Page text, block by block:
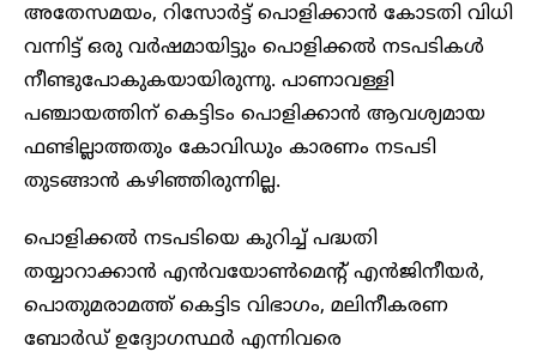
അതേസമയം, റിസോര്‍ട്ട് പൊളിക്കാന്‍ കോടതി വിധി
വന്നിട്ട് ഒരു വര്‍ഷമായിട്ടും പൊളിക്കല്‍ നടപടികള്‍
നീണ്ടുപോകുകയായിരുന്നു. പാണാവള്ളി
പഞ്ചായത്തിന് കെട്ടിടം പൊളിക്കാന്‍ ആവശ്യമായ
ഫണ്ടില്ലാത്തതും കോവിഡും കാരണം നടപടി
തുടങ്ങാന്‍ കഴിഞ്ഞിരുന്നില്ല.
പൊളിക്കല്‍ നടപടിയെ കുറിച്ച് പദ്ധതി
തയ്യാറാക്കാന്‍ എന്‍വയോണ്‍മെന്റ് എന്‍ജിനീയര്‍,
പൊതുമരാമത്ത് കെട്ടിട വിഭാഗം, മലിനീകരണ
ബോര്‍ഡ് ഉദ്യോഗസ്ഥര്‍ എന്നിവരെ